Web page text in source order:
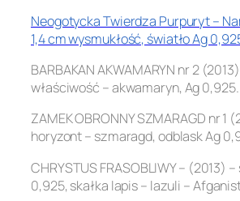
Neogotycka Twierdza Purpuryt –
1,4 cm wysmukłość, światło Ag
BARBAKAN AKWAMARYN nr 2
właściwość – akwamaryn, Ag 0,925.
ZAMEK OBRONNY SZMARAGD nr 1
horyzont – szmaragd, odblask Ag
CHRYSTUS FRASOBLIWY – (2013)
0,925, skałka lapis – lazuli –